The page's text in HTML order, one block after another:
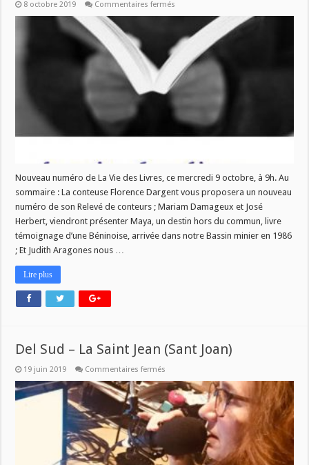
8 octobre 2019 Commentaires fermés
Livres
–
octobre
2019
Nouveau numéro de La Vie des Livres, ce mercredi 9 octobre, à 9h. Au
sommaire : La conteuse Florence Dargent vous proposera un nouveau
numéro de son Relevé de conteurs ; Mariam Damageux et José
Herbert, viendront présenter Maya, un destin hors du commun, livre
témoignage d’une Béninoise, arrivée dans notre Bassin minier en 1986
; Et Judith Aragones nous …
Lire plus
Del Sud – La Saint Jean (Sant Joan)
19 juin 2019 Commentaires fermés
Sud
–
La
Saint
Jean